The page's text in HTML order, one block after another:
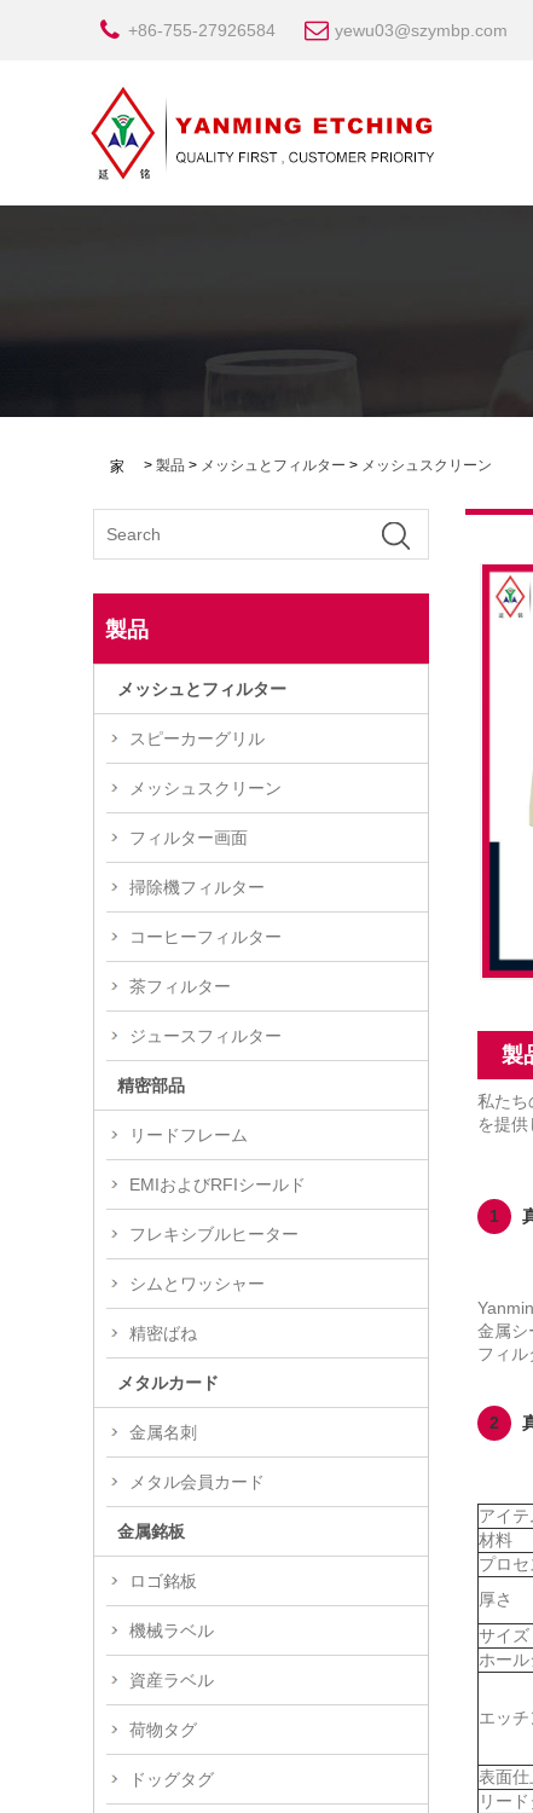
+86-755-27926584 yewu03@szymbp.com
家 > 製品 > メッシュとフィルター > メッシュスクリーン
製品
メッシュとフィルター
スピーカーグリル
メッシュスクリーン
フィルター画面
掃除機フィルター
コーヒーフィルター
茶フィルター
ジュースフィルター
精密部品
リードフレーム
EMIおよびRFIシールド
フレキシブルヒーター
シムとワッシャー
精密ばね
メタルカード
金属名刺
メタル会員カード
金属銘板
ロゴ銘板
機械ラベル
資産ラベル
荷物タグ
ドッグタグ
製
私たち
を提供
1
金属シ
フィ
2
アイテ
材料
プロセ
厚さ
サイズ
ホー
エッ
表面仕
リー